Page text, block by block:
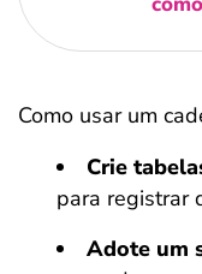
Como usar um
Crie
para registrar
Adote um